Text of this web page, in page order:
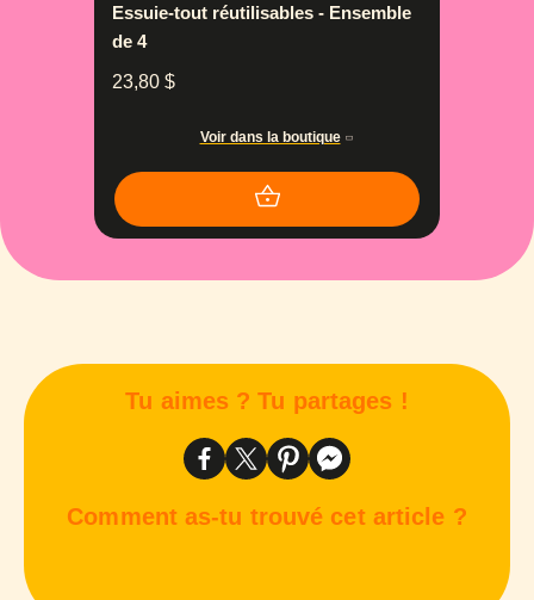
Essuie-tout réutilisables - Ensemble
de 4
23,80 $
Voir dans la boutique
Tu aimes ? Tu partages !
Comment as-tu trouvé cet article ?